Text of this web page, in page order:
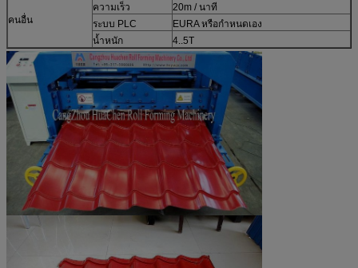
คนอื่น
ความเร็ว
20m / นาที
ระบบ PLC
EURA หรือกำหนดเอง
น้ำหนัก
4..5T